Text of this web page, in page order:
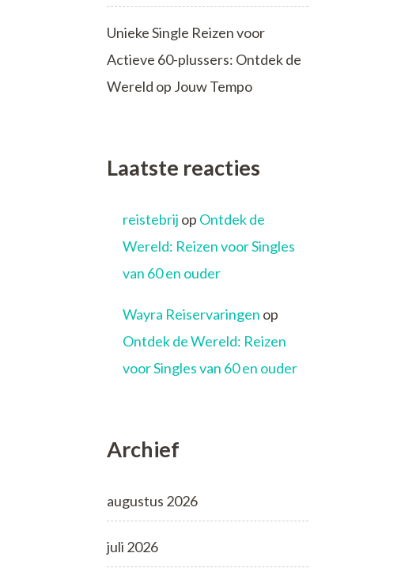
Unieke Single Reizen voor
Actieve 60-plussers: Ontdek de
Wereld op Jouw Tempo
Laatste reacties
reistebrij op Ontdek de
Wereld: Reizen voor Singles
van 60 en ouder
Wayra Reiservaringen op
Ontdek de Wereld: Reizen
voor Singles van 60 en ouder
Archief
augustus 2026
juli 2026